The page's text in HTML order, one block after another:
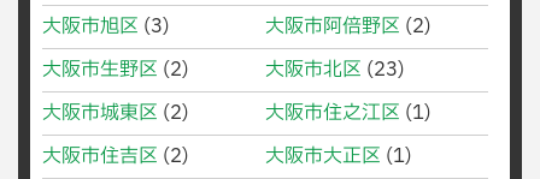
大阪市旭区 (3) 大阪市阿倍野区 (2)
大阪市生野区 (2) 大阪市北区 (23)
大阪市城東区 (2) 大阪市住之江区 (1)
大阪市住吉区 (2) 大阪市大正区 (1)